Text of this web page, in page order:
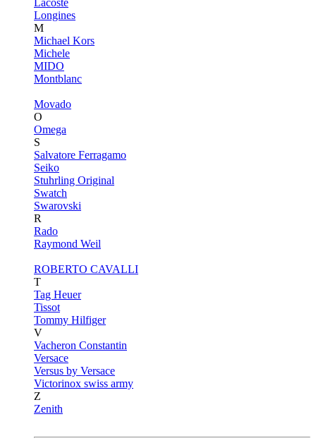
Lacoste
Longines
M
Michael Kors
Michele
MIDO
Montblanc
Movado
O
Omega
S
Salvatore Ferragamo
Seiko
Stuhrling Original
Swatch
Swarovski
R
Rado
Raymond Weil
ROBERTO CAVALLI
T
Tag Heuer
Tissot
Tommy Hilfiger
V
Vacheron Constantin
Versace
Versus by Versace
Victorinox swiss army
Z
Zenith